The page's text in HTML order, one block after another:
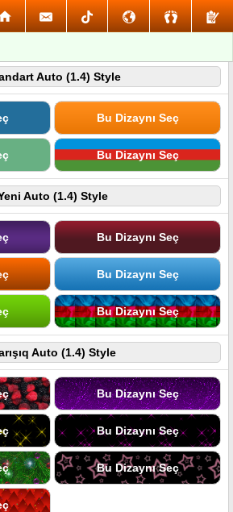
Auto (1.4) Style
Bu Dizaynı Seç
Bu Dizaynı Seç
Auto (1.4) Style
Bu Dizaynı Seç
Bu Dizaynı Seç
Bu Dizaynı Seç
Auto (1.4) Style
Bu Dizaynı Seç
Bu Dizaynı Seç
Bu Dizaynı Seç